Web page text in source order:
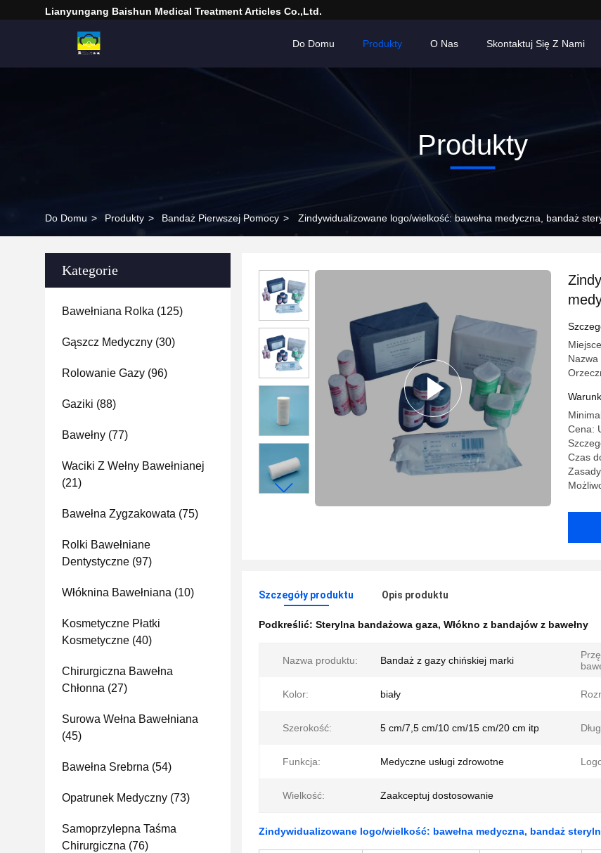
Lianyungang Baishun Medical Treatment Articles Co.,Ltd.
Do Domu Produkty O Nas Skontaktuj Się Z Nami
Produkty
Do Domu > Produkty > Bandaż Pierwszej Pomocy > Zindywidualizowane logo/wielkość: bawełna medyczna, bandaż
Kategorie
Bawełniana Rolka (125)
Gąszcz Medyczny (30)
Rolowanie Gazy (96)
Gaziki (88)
Bawełny (77)
Waciki Z Wełny Bawełnianej
(21)
Bawełna Zygzakowata (75)
Rolki Bawełniane
Dentystyczne (97)
Włóknina Bawełniana (10)
Kosmetyczne Płatki
Kosmetyczne (40)
Chirurgiczna Bawełna
Chłonna (27)
Surowa Wełna Bawełniana
(45)
Bawełna Srebrna (54)
Opatrunek Medyczny (73)
Samoprzylepna Taśma
Chirurgiczna (76)
Cena:
Czas
Szczegóły produktu Opis produktu
Podkreślić: Sterylna bandażowa gaza, Włókno z bandajów z bawełny
Nazwa produktu: Bandaż z gazy chińskiej marki
Kolor: biały
Szerokość: 5 cm/7,5 cm/10 cm/15 cm/20 cm itp
Funkcja: Medyczne usługi zdrowotne
Wielkość: Zaakceptuj dostosowanie
Zindywidualizowane logo/wielkość: bawełna medyczna, bandaż